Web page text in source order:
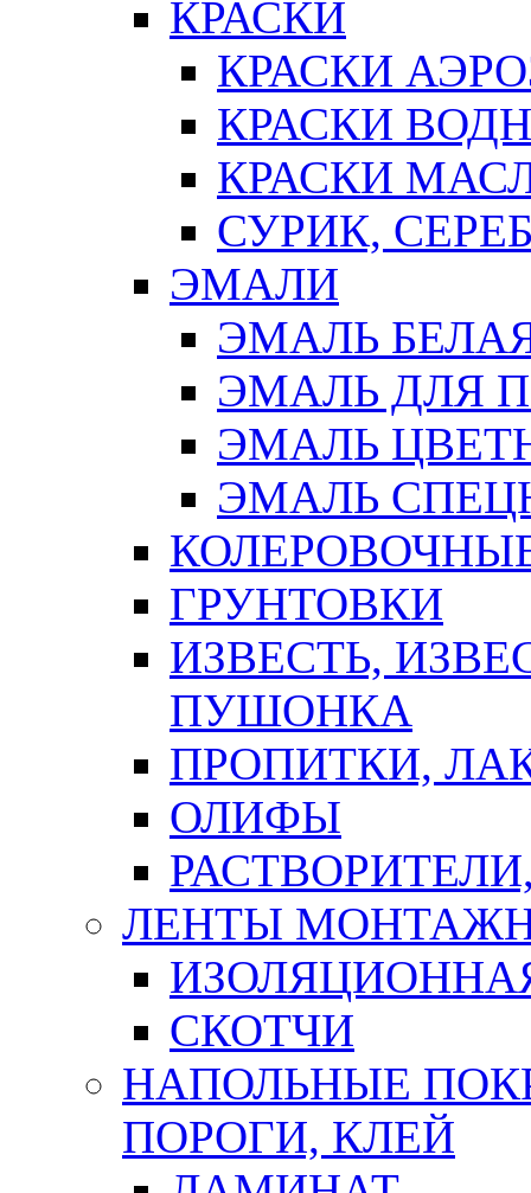
КРАСКИ
КРАСКИ
КРАСКИ
КРАСКИ
СУРИК,
ЭМАЛИ
ЭМАЛЬ
ЭМАЛЬ ДЛЯ
ЭМАЛЬ
ЭМАЛЬ
ГРУНТОВКИ
ИЗВЕСТЬ,
ПУШОНКА
ПРОПИТКИ,
ОЛИФЫ
ЛЕНТЫ
СКОТЧИ
НАПОЛЬНЫЕ
ПОРОГИ, КЛЕЙ